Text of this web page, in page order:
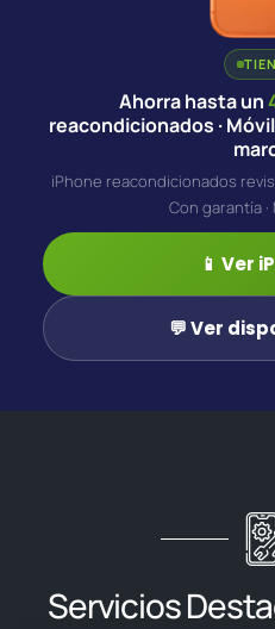
Ahorra hasta un
reacondicionados ·
iPhone reacondicionados
Con garantía
📱 Ver
💬 Ver
Servicios